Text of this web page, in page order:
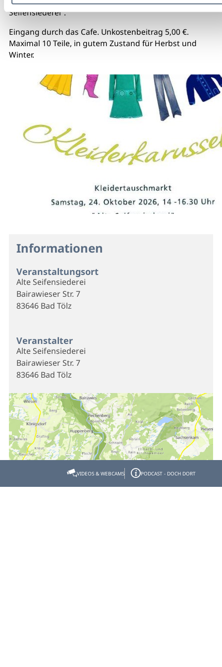
Seifensiederei".
Eingang durch das Cafe. Unkostenbeitrag 5,00 €.
Maximal 10 Teile, in gutem Zustand für Herbst und
Winter.
Informationen
Veranstaltungsort
Alte Seifensiederei
Bairawieser Str. 7
83646 Bad Tölz
Veranstalter
Alte Seifensiederei
Bairawieser Str. 7
83646 Bad Tölz
VIDEOS & WEBCAMS PODCAST - DOCH DORT